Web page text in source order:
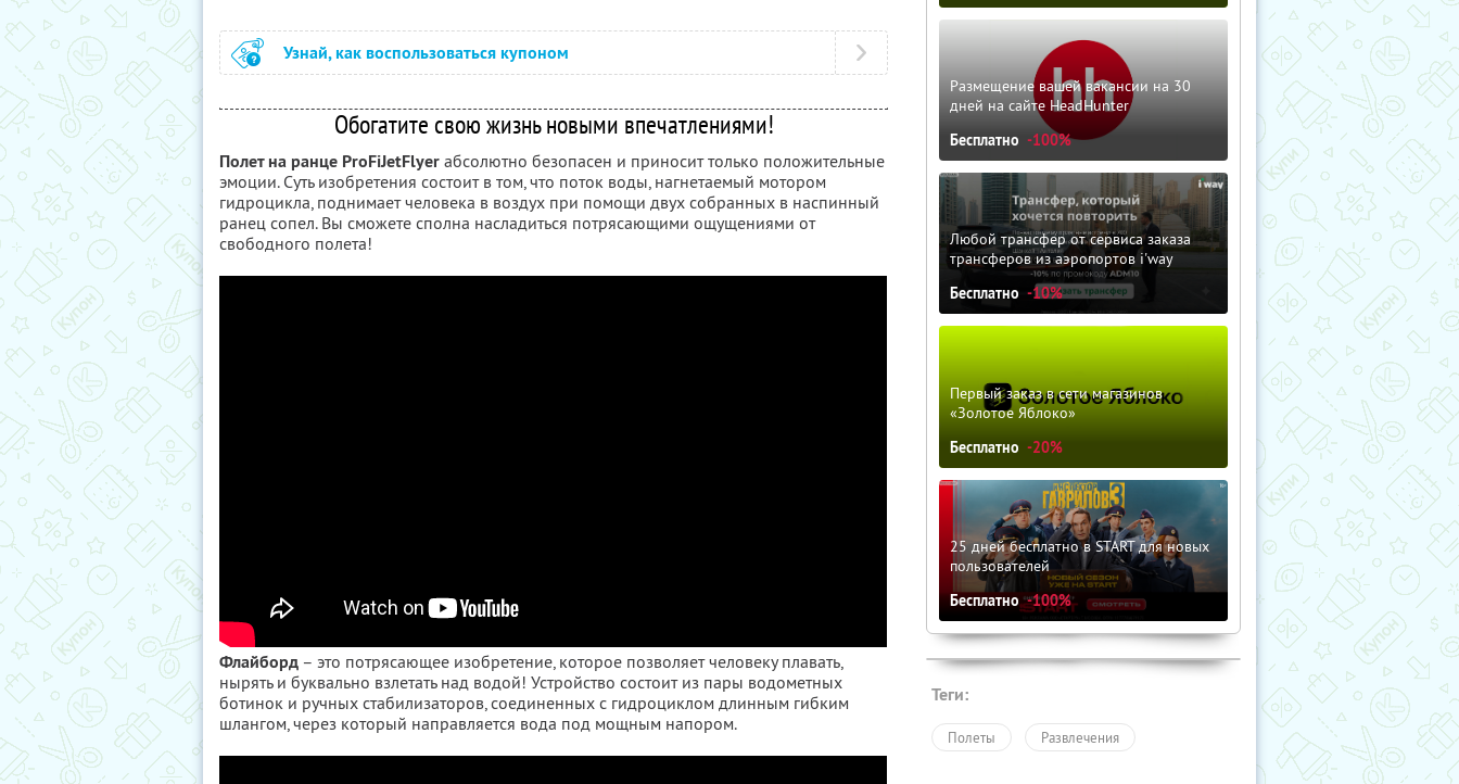
Узнай, как воспользоваться купоном
Обогатите свою жизнь новыми впечатлениями!
Полет на ранце ProFiJetFlyer абсолютно безопасен и приносит только положительные
эмоции. Суть изобретения состоит в том, что поток воды, нагнетаемый мотором
гидроцикла, поднимает человека в воздух при помощи двух собранных в наспинный
ранец сопел. Вы сможете сполна насладиться потрясающими ощущениями от
свободного полета!
Флайборд – это потрясающее изобретение, которое позволяет человеку плавать,
нырять и буквально взлетать над водой! Устройство состоит из пары водометных
ботинок и ручных стабилизаторов, соединенных с гидроциклом длинным гибким
шлангом, через который направляется вода под мощным напором.
Размещение вашей вакансии на 30
дней на сайте HeadHunter
Бесплатно -100%
Любой трансфер от сервиса заказа
трансферов из аэропортов i'way
Бесплатно -10%
Первый заказ в сети магазинов
«Золотое Яблоко»
Бесплатно -20%
25 дней бесплатно в START для новых
пользователей
Бесплатно -100%
Теги:
Полеты Развлечения